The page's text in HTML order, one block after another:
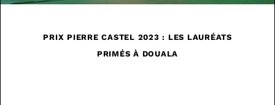
PRIX PIERRE CASTEL 2023 : LES LAURÉATS
PRIMÉS À DOUALA